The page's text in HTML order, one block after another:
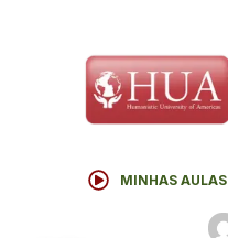
MINHAS AULAS